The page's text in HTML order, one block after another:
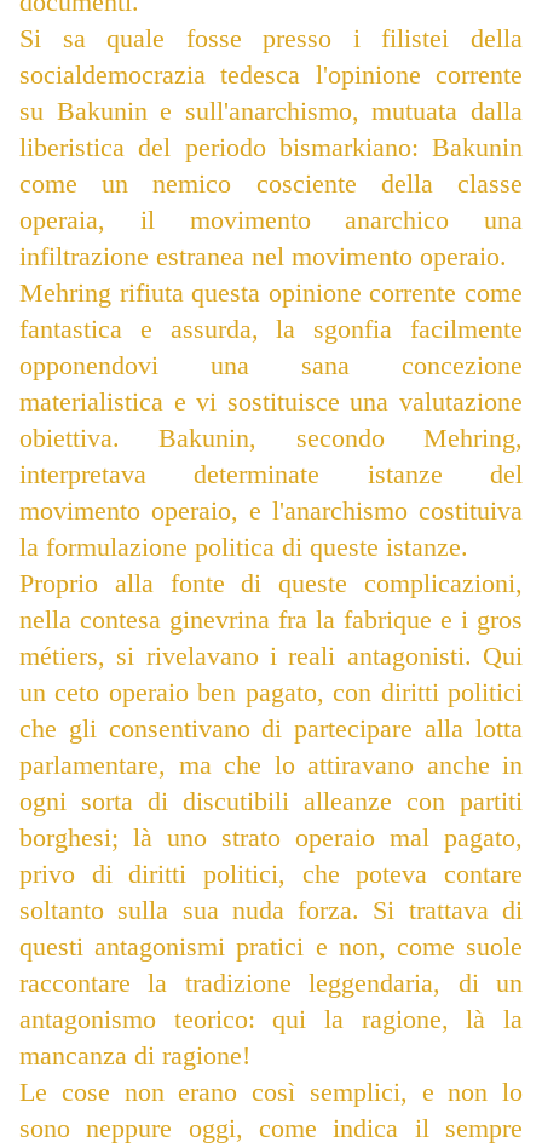
Si sa quale fosse presso i filistei della
socialdemocrazia tedesca l'opinione corrente
su Bakunin e sull'anarchismo, mutuata dalla
liberistica del periodo bismarkiano: Bakunin
come un nemico cosciente della classe
operaia, il movimento anarchico una
infiltrazione estranea nel movimento operaio.
Mehring rifiuta questa opinione corrente come
fantastica e assurda, la sgonfia facilmente
opponendovi una sana concezione
materialistica e vi sostituisce una valutazione
obiettiva. Bakunin, secondo Mehring,
interpretava determinate istanze del
movimento operaio, e l'anarchismo costituiva
la formulazione politica di queste istanze.
Proprio alla fonte di queste complicazioni,
nella contesa ginevrina fra la fabrique e i gros
métiers, si rivelavano i reali antagonisti. Qui
un ceto operaio ben pagato, con diritti politici
che gli consentivano di partecipare alla lotta
parlamentare, ma che lo attiravano anche in
ogni sorta di discutibili alleanze con partiti
borghesi; là uno strato operaio mal pagato,
privo di diritti politici, che poteva contare
soltanto sulla sua nuda forza. Si trattava di
questi antagonismi pratici e non, come suole
raccontare la tradizione leggendaria, di un
antagonismo teorico: qui la ragione, là la
mancanza di ragione!
Le cose non erano così semplici, e non lo
sono neppure oggi, come indica il sempre